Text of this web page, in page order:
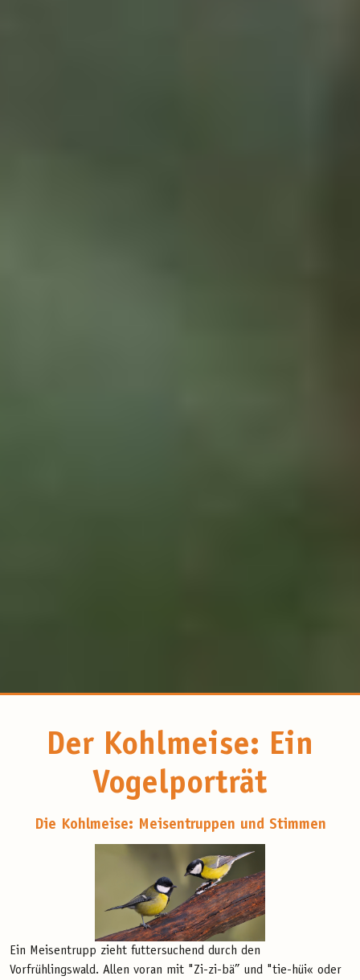
Der Kohlmeise: Ein
Vogelporträt
Die Kohlmeise: Meisentruppen und Stimmen
Ein Meisentrupp zieht futtersuchend durch den
Vorfrühlingswald. Allen voran mit "Zi-zi-bä” und "tie-hüi« oder